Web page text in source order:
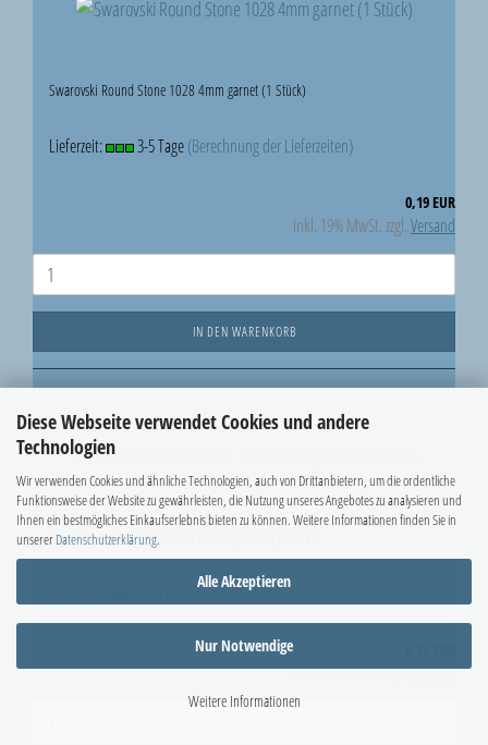
Diese Webseite verwendet Cookies und andere
Technologien
Wir verwenden Cookies und ähnliche Technologien, auch von Drittanbietern, um die ordentliche
Funktionsweise der Website zu gewährleisten, die Nutzung unseres Angebotes zu analysieren und
Ihnen ein bestmögliches Einkaufserlebnis bieten zu können. Weitere Informationen finden Sie in
unsererDatenschutzerklärung.
Alle Akzeptieren
Nur Notwendige
Weitere Informationen
Swarovski Round Stone 1028 4mm garnet (1 Stück)
Lieferzeit: 3-5 Tage(Berechnung der Lieferzeiten)
0,19 EUR
inkl. 19% MwSt. zzgl.Versand
IN DEN WARENKORB
Swarovski Round Stone 1028 4mm hyazinth (1 Stück)
(Berechnung der Lieferzeiten)
inkl. 19% MwSt. zzgl.Versand